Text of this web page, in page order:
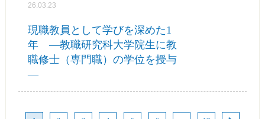
26.03.23
現職教員として学びを深めた1
年 ―教職研究科大学院生に教
職修士（専門職）の学位を授与
―